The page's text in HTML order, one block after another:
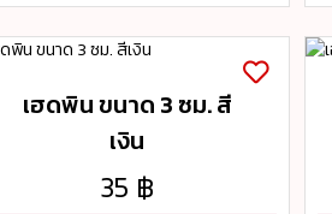
เฮดพิน ขนาด 3 ซม. สี
เงิน
35 ฿